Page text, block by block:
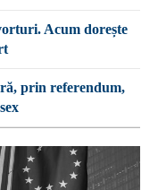
Acum dorește
prin referendum,